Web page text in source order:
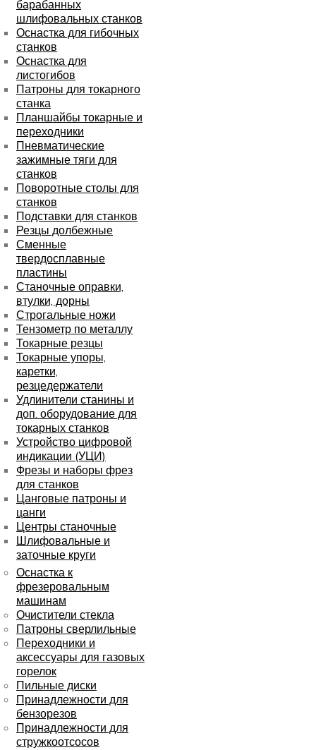
барабанных
шлифовальных станков
Оснастка для гибочных
станков
Оснастка для
листогибов
Патроны для токарного
станка
Планшайбы токарные и
переходники
Пневматические
зажимные тяги для
станков
Поворотные столы для
станков
Подставки для станков
Резцы долбежные
Сменные
твердосплавные
пластины
Станочные оправки,
втулки, дорны
Строгальные ножи
Тензометр по металлу
Токарные резцы
Токарные упоры,
каретки,
резцедержатели
Удлинители станины и
доп. оборудование для
токарных станков
Устройство цифровой
индикации (УЦИ)
Фрезы и наборы фрез
для станков
Цанговые патроны и
цанги
Центры станочные
Шлифовальные и
заточные круги
Оснастка к
фрезеровальным
машинам
Очистители стекла
Патроны сверлильные
Переходники и
аксессуары для газовых
горелок
Пильные диски
Принадлежности для
бензорезов
Принадлежности для
стружкоотсосов